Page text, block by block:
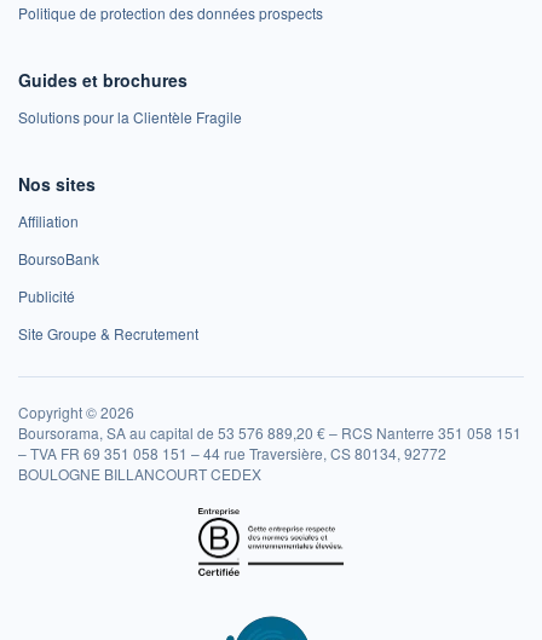
Politique de protection des données prospects
Guides et brochures
Solutions pour la Clientèle Fragile
Nos sites
Affiliation
BoursoBank
Publicité
Site Groupe & Recrutement
Copyright © 2026
Boursorama, SA au capital de 53 576 889,20 € – RCS Nanterre 351 058 151
– TVA FR 69 351 058 151 – 44 rue Traversière, CS 80134, 92772
BOULOGNE BILLANCOURT CEDEX